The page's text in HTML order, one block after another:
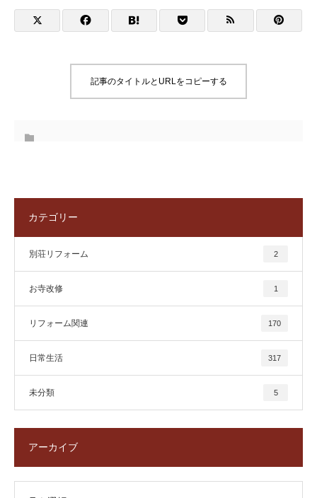
記事のタイトルとURLをコピーする
カテゴリー
別荘リフォーム 2
お寺改修 1
リフォーム関連 170
日常生活 317
未分類 5
アーカイブ